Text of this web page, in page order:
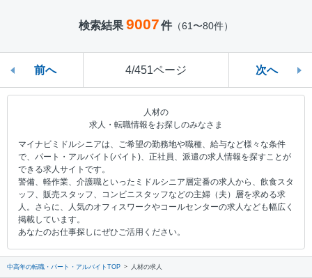
検索結果 9007件（61〜80件）
前へ 4/451ページ 次へ
人材の
求人・転職情報をお探しのみなさま
マイナビミドルシニアは、ご希望の勤務地や職種、給与など様々な条件
で、パート・アルバイト(バイト)、正社員、派遣の求人情報を探すことが
できる求人サイトです。
警備、軽作業、介護職といったミドルシニア層定番の求人から、飲食スタ
ッフ、販売スタッフ、コンビニスタッフなどの主婦（夫）層を求める求
人。さらに、人気のオフィスワークやコールセンターの求人なども幅広く
掲載しています。
あなたのお仕事探しにぜひご活用ください。
中高年の転職・パート・アルバイトTOP 人材の求人